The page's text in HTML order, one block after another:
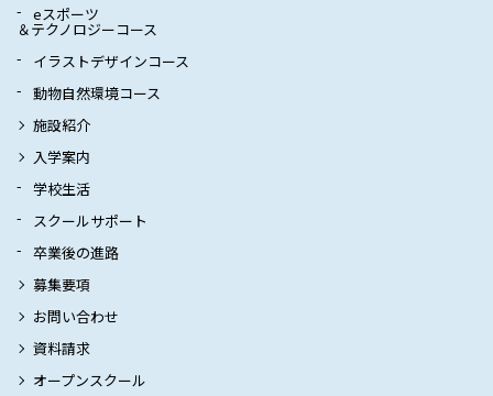
eスポーツ
＆テクノロジーコース
イラストデザインコース
動物自然環境コース
施設紹介
入学案内
学校生活
スクールサポート
卒業後の進路
募集要項
お問い合わせ
資料請求
オープンスクール